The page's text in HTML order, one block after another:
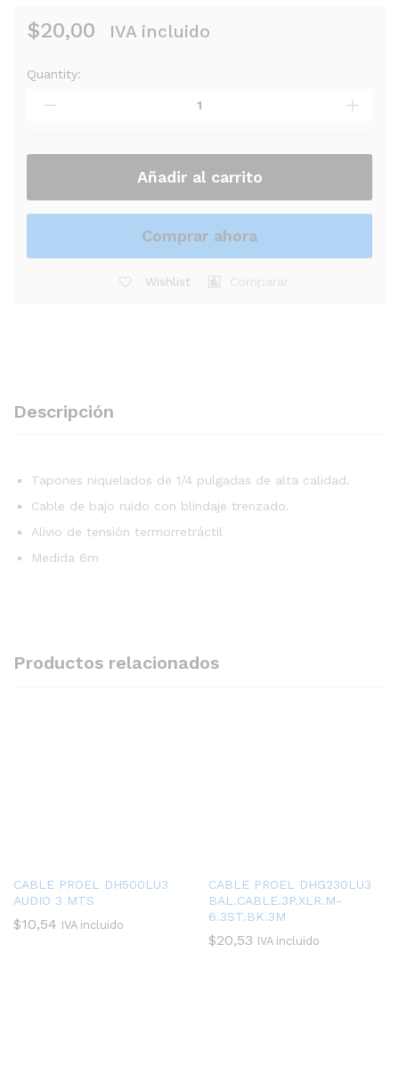
$20,00 IVA incluido
CABLE
UNIDAD
Quantity:
Añadir al carrito
Comprar ahora
Wishlist Comparar
Descripción
Tapones niquelados de 1/4 pulgadas de alta calidad.
Cable de bajo ruido con blindaje trenzado.
Alivio de tensión termorretráctil
Medida 6m
Productos relacionados
CABLE PROEL DH500LU3
AUDIO 3 MTS
$10,54 IVA incluido
CABLE PROEL DHG230LU3
BAL.CABLE.3P.XLR.M-
6.3ST.BK.3M
$20,53 IVA incluido